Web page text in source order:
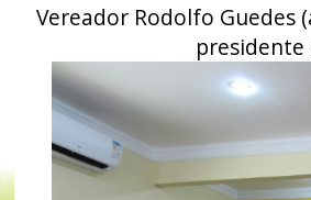
Vereador Rodolfo Guedes